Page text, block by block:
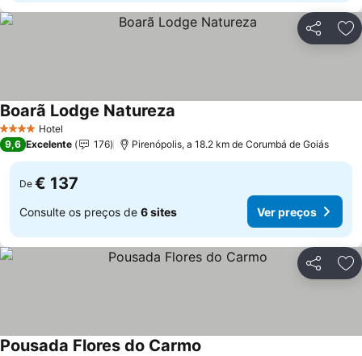
Partilhar
4 EstrelasHotel
Boarã Lodge Natureza
9,6 Excelente 176 Pirenópolis, a 18.2 km de Corumbá de Goiás
De € 137
Consulte os preços de 6 sites Ver preços
Partilhar
Pousada Flores do Carmo